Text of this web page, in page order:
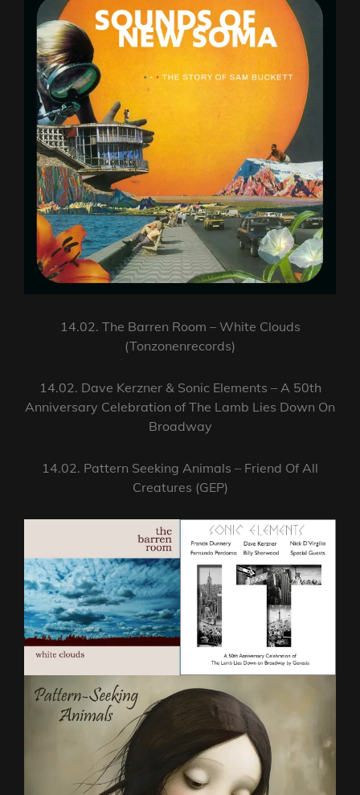
14.02. The Barren Room – White Clouds
(Tonzonenrecords)
14.02. Dave Kerzner & Sonic Elements – A 50th
Anniversary Celebration of The Lamb Lies Down On
Broadway
14.02. Pattern Seeking Animals – Friend Of All
Creatures (GEP)